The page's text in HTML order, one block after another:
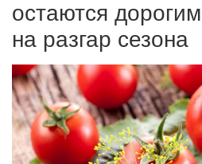
остаются
на разгар сезона